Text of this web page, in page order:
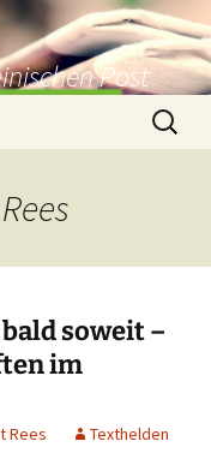
Post
Suchen
nach:
soweit –
im
Rees Texthelden